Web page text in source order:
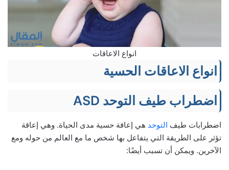
انواع الاعاقات
انواع الاعاقات الحسية
اضطراب طيف التوحد ASD
اضطرابات طيف التوحد هي إعاقة حسية مدى الحياة. وهي إعاقة
تؤثر على الطريقة التي يتفاعل بها شخص ما مع العالم من حوله ومع
الآخرين. ويمكن أن تسبب أيضًا: